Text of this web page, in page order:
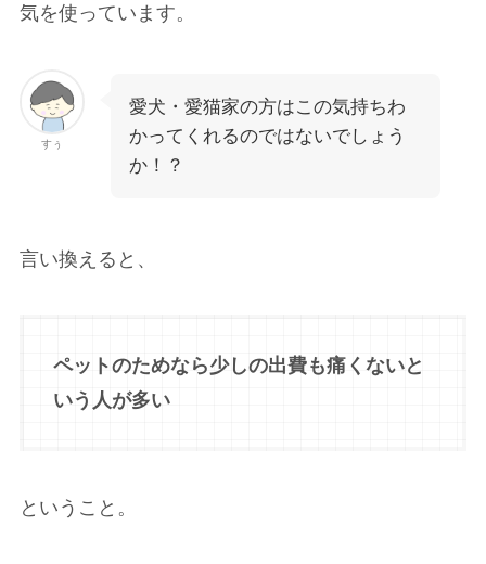
気を使っています。
すぅ
愛犬・愛猫家の方はこの気持ちわ
かってくれるのではないでしょう
か！？
言い換えると、
ペットのためなら少しの出費も痛くないと
いう人が多い
ということ。